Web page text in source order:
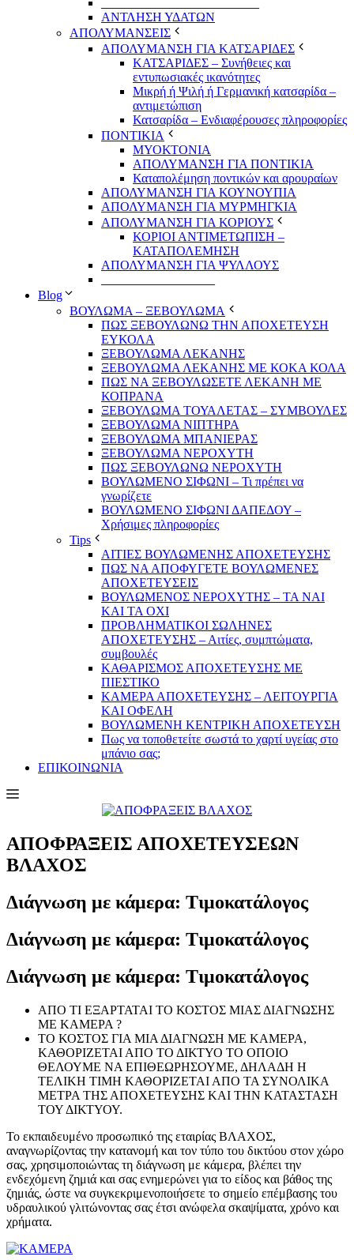
ΑΝΤΛΗΣΗ ΥΔΑΤΩΝ
ΑΠΟΛΥΜΑΝΣΕΙΣ
ΑΠΟΛΥΜΑΝΣΗ ΓΙΑ ΚΑΤΣΑΡΙΔΕΣ
ΚΑΤΣΑΡΙΔΕΣ – Συνήθειες και
εντυπωσιακές ικανότητες
Μικρή ή Ψιλή ή Γερμανική κατσαρίδα –
αντιμετώπιση
Κατσαρίδα – Ενδιαφέρουσες πληροφορίες
ΠΟΝΤΙΚΙΑ
ΜΥΟΚΤΟΝΙΑ
ΑΠΟΛΥΜΑΝΣΗ ΓΙΑ ΠΟΝΤΙΚΙΑ
Καταπολέμηση ποντικών και αρουραίων
ΑΠΟΛΥΜΑΝΣΗ ΓΙΑ ΚΟΥΝΟΥΠΙΑ
ΑΠΟΛΥΜΑΝΣΗ ΓΙΑ ΜΥΡΜΗΓΚΙΑ
ΑΠΟΛΥΜΑΝΣΗ ΓΙΑ ΚΟΡΙΟΥΣ
ΚΟΡΙΟΙ ΑΝΤΙΜΕΤΩΠΙΣΗ –
ΚΑΤΑΠΟΛΕΜΗΣΗ
ΑΠΟΛΥΜΑΝΣΗ ΓΙΑ ΨΥΛΛΟΥΣ
Blog
ΒΟΥΛΩΜΑ – ΞΕΒΟΥΛΩΜΑ
ΠΩΣ ΞΕΒΟΥΛΩΝΩ ΤΗΝ ΑΠΟΧΕΤΕΥΣΗ
ΕΥΚΟΛΑ
ΞΕΒΟΥΛΩΜΑ ΛΕΚΑΝΗΣ
ΞΕΒΟΥΛΩΜΑ ΛΕΚΑΝΗΣ ΜΕ ΚΟΚΑ ΚΟΛΑ
ΠΩΣ ΝΑ ΞΕΒΟΥΛΩΣΕΤΕ ΛΕΚΑΝΗ ΜΕ
ΚΟΠΡΑΝΑ
ΞΕΒΟΥΛΩΜΑ ΤΟΥΑΛΕΤΑΣ – ΣΥΜΒΟΥΛΕΣ
ΞΕΒΟΥΛΩΜΑ ΝΙΠΤΗΡΑ
ΞΕΒΟΥΛΩΜΑ ΜΠΑΝΙΕΡΑΣ
ΞΕΒΟΥΛΩΜΑ ΝΕΡΟΧΥΤΗ
ΠΩΣ ΞΕΒΟΥΛΩΝΩ ΝΕΡΟΧΥΤΗ
ΒΟΥΛΩΜΕΝΟ ΣΙΦΩΝΙ – Τι πρέπει να
γνωρίζετε
ΒΟΥΛΩΜΕΝΟ ΣΙΦΩΝΙ ΔΑΠΕΔΟΥ –
Χρήσιμες πληροφορίες
Tips
ΑΙΤΙΕΣ ΒΟΥΛΩΜΕΝΗΣ ΑΠΟΧΕΤΕΥΣΗΣ
ΠΩΣ ΝΑ ΑΠΟΦΥΓΕΤΕ ΒΟΥΛΩΜΕΝΕΣ
ΑΠΟΧΕΤΕΥΣΕΙΣ
ΒΟΥΛΩΜΕΝΟΣ ΝΕΡΟΧΥΤΗΣ – TA NAI
KAI TA OXI
ΠΡΟΒΛΗΜΑΤIKOI ΣΩΛΗΝΕΣ
ΑΠΟΧΕΤΕΥΣΗΣ – Αιτίες, συμπτώματα,
συμβουλές
ΚΑΘΑΡΙΣΜΟΣ ΑΠΟΧΕΤΕΥΣΗΣ ΜΕ
ΠΙΕΣΤΙΚΟ
ΚΑΜΕΡΑ ΑΠΟΧΕΤΕΥΣΗΣ – ΛΕΙΤΟΥΡΓΙΑ
ΚΑΙ ΟΦΕΛΗ
ΒΟΥΛΩΜΕΝΗ ΚΕΝΤΡΙΚΗ ΑΠΟΧΕΤΕΥΣΗ
Πως να τοποθετείτε σωστά το χαρτί υγείας στο
μπάνιο σας;
ΕΠΙΚΟΙΝΩΝΙΑ
ΑΠΟΦΡΑΞΕΙΣ ΑΠΟΧΕΤΕΥΣΕΩΝ
ΒΛΑΧΟΣ
Διάγνωση με κάμερα: Τιμοκατάλογος
Διάγνωση με κάμερα: Τιμοκατάλογος
Διάγνωση με κάμερα: Τιμοκατάλογος
ΑΠΟ ΤΙ ΕΞΑΡΤΑΤΑΙ ΤΟ ΚΟΣΤΟΣ ΜΙΑΣ ΔΙΑΓΝΩΣΗΣ
ΜΕ ΚΑΜΕΡΑ ?
ΤΟ ΚΟΣΤΟΣ ΓΙΑ ΜΙΑ ΔΙΑΓΝΩΣΗ ΜΕ ΚΑΜΕΡΑ,
ΚΑΘΟΡΙΖΕΤΑΙ ΑΠΟ ΤΟ ΔΙΚΤΥΟ ΤΟ ΟΠΟΙΟ
ΘΕΛΟΥΜΕ ΝΑ ΕΠΙΘΕΩΡΗΣΟΥΜΕ, ΔΗΛΑΔΗ Η
ΤΕΛΙΚΗ ΤΙΜΗ ΚΑΘΟΡΙΖΕΤΑΙ ΑΠΟ ΤΑ ΣΥΝΟΛΙΚΑ
ΜΕΤΡΑ ΤΗΣ ΑΠΟΧΕΤΕΥΣΗΣ ΚΑΙ ΤΗΝ ΚΑΤΑΣΤΑΣΗ
ΤΟΥ ΔΙΚΤΥΟΥ.
Το εκπαιδευμένο προσωπικό της εταιρίας ΒΛΑΧΟΣ,
αναγνωρίζοντας την κατανομή και τον τύπο του δικτύου στον χώρο
σας, χρησιμοποιώντας τη διάγνωση με κάμερα, βλέπει την
ενδεχόμενη ζημιά και σας ενημερώνει για το είδος και βάθος της
ζημιάς, ώστε να συγκεκριμενοποιήσετε το σημείο επέμβασης του
υδραυλικού γλιτώνοντας σας έτσι ανώφελα σκαψίματα, χρόνο και
χρήματα.